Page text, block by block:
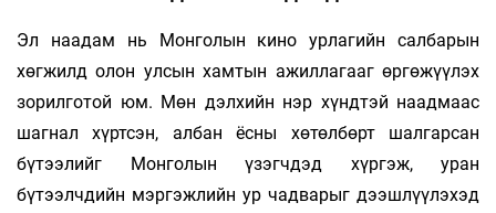
Эл наадам нь Монголын кино урлагийн салбарын
хөгжилд олон улсын хамтын ажиллагааг өргөжүүлэх
зорилготой юм. Мөн дэлхийн нэр хүндтэй наадмаас
шагнал хүртсэн, албан ёсны хөтөлбөрт шалгарсан
бүтээлийг Монголын үзэгчдэд хүргэж, уран
бүтээлчдийн мэргэжлийн ур чадварыг дээшлүүлэхэд